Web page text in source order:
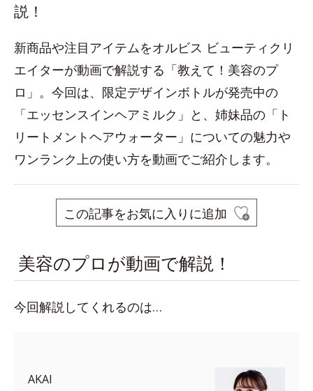
説！
新商品や注目アイテムをオルビス ビューティクリ
エイターが動画で解説する「教えて！美容のプ
ロ」。今回は、限定デザインボトルが発売中の
「エッセンスインヘアミルク」と、姉妹品の「ト
リートメントヘアウォーター」についての魅力や
ワンランク上の使い方を動画でご紹介します。
この記事をお気に入りに追加
美容のプロが動画で解説！
今回解説してくれるのは…
AKAI